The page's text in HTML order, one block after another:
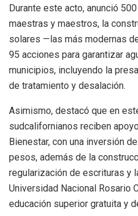
Durante este acto, anunció
maestras y maestros, la
solares —las más modernas
95 acciones para garantizar
municipios, incluyendo la
de tratamiento y desalación.
Asimismo, destacó que en
sudcalifornianos reciben
Bienestar, con una inversión
pesos, además de la
regularización de escrituras y
Universidad Nacional Rosario
educación superior gratuita y